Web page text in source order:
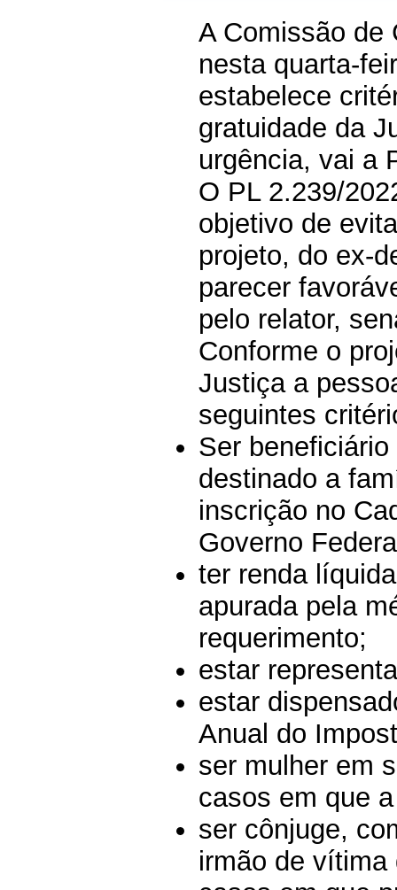
A Comissão de
nesta quarta-
estabelece
gratuidade da
urgência, vai a
O PL 2.239/
objetivo de
projeto, do ex-
parecer
pelo relator,
Conforme o
Justiça a
seguintes
Ser
destinado a
inscrição no
Governo
ter renda
apurada pela
requerimento;
estar
estar
Anual do
ser mulher em
casos em que
ser cônjuge,
irmão de